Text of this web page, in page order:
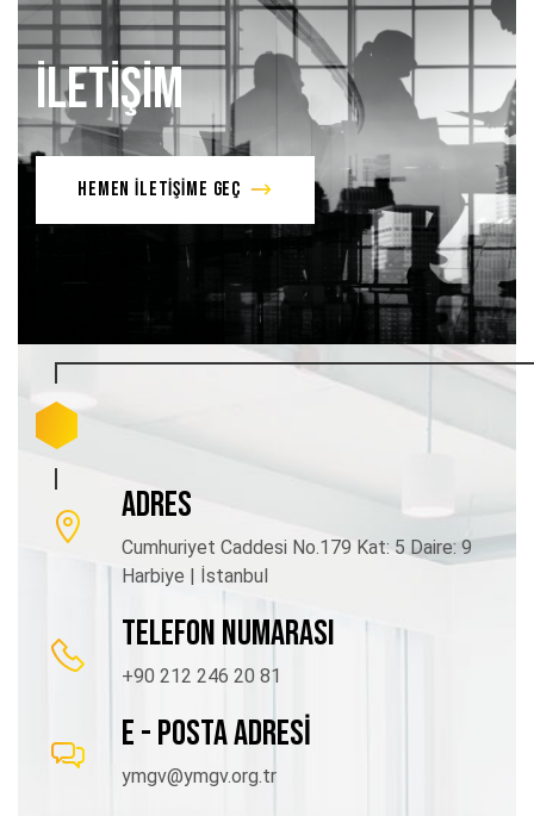
İLETİŞİM
HEMEN İLETİŞİME GEÇ
ADRES
Cumhuriyet Caddesi No.179 Kat: 5 Daire: 9
Harbiye | İstanbul
TELEFON NUMARASI
+90 212 246 20 81
E - POSTA ADRESİ
ymgv@ymgv.org.tr